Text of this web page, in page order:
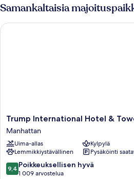
Samankaltaisia
Trump
International
Hotel
&
Tower
New
York
Trump International Hotel &
Manhattan
Uima-allas
Kylpylä
Lemmikkiystävällinen
Pysäköinti
9.4
kautta
9,4 Poikkeuksellisen hyvä
1 009 arvostelua
Trump International Hotel & Tower